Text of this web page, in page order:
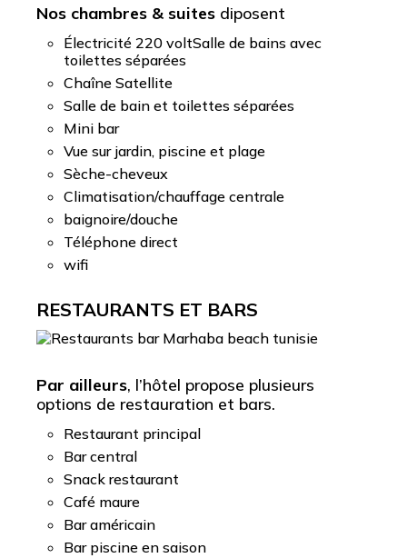
Nos chambres & suites diposent
Électricité 220 voltSalle de bains avec
toilettes séparées
Chaîne Satellite
Salle de bain et toilettes séparées
Mini bar
Vue sur jardin, piscine et plage
Sèche-cheveux
Climatisation/chauffage centrale
baignoire/douche
Téléphone direct
wifi
RESTAURANTS ET BARS
Par ailleurs, l’hôtel propose plusieurs
options de restauration et bars.
Restaurant principal
Bar central
Snack restaurant
Café maure
Bar américain
Bar piscine en saison